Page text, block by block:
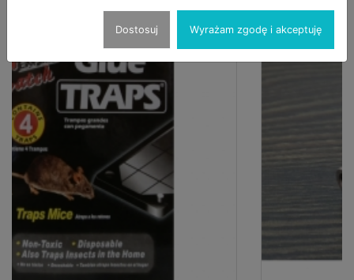
Dostosuj Wyrażam zgodę i akceptuję